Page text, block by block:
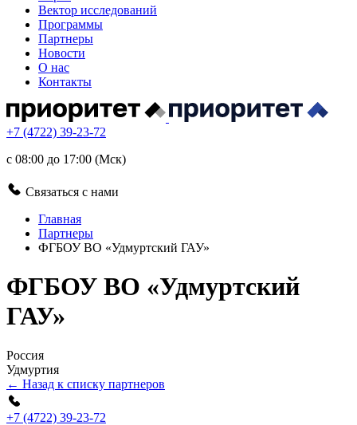
Вектор исследований
Программы
Партнеры
Новости
О нас
Контакты
+7 (4722) 39-23-72
с 08:00 до 17:00 (Мск)
Связаться с нами
Главная
Партнеры
ФГБОУ ВО «Удмуртский ГАУ»
ФГБОУ ВО «Удмуртский
ГАУ»
Россия
Удмуртия
← Назад к списку партнеров
+7 (4722) 39-23-72